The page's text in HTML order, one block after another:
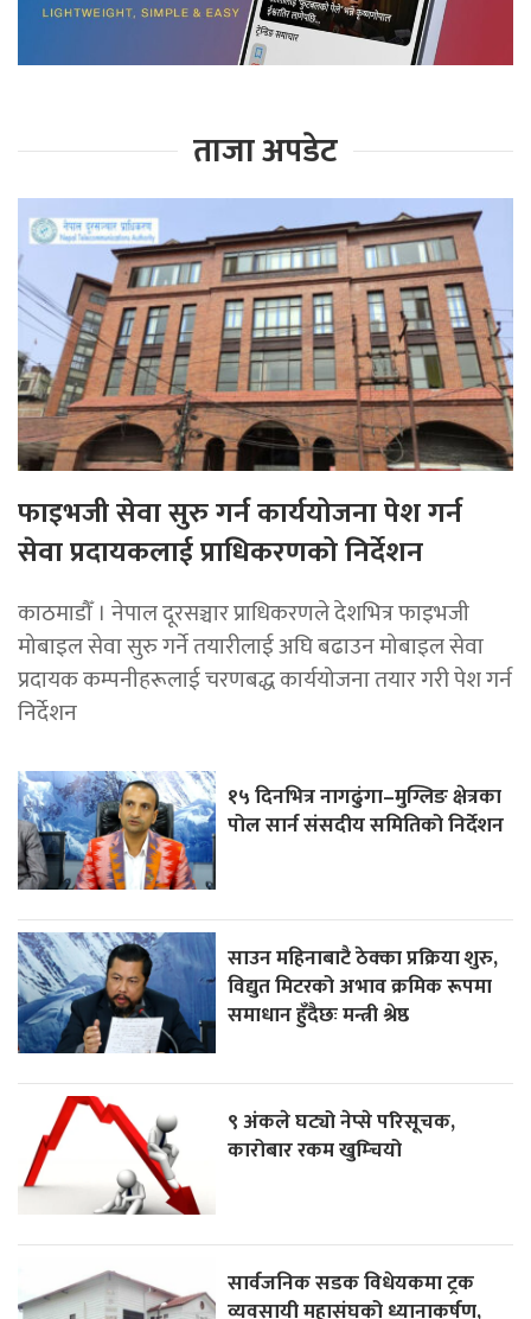
ताजा अपडेट
फाइभजी सेवा सुरु गर्न कार्ययोजना पेश गर्न
सेवा प्रदायकलाई प्राधिकरणको निर्देशन
काठमाडौँ । नेपाल दूरसञ्चार प्राधिकरणले देशभित्र फाइभजी
मोबाइल सेवा सुरु गर्ने तयारीलाई अघि बढाउन मोबाइल सेवा
प्रदायक कम्पनीहरूलाई चरणबद्ध कार्ययोजना तयार गरी पेश गर्न
निर्देशन
१५ दिनभित्र नागढुंगा–मुग्लिङ क्षेत्रका
पोल सार्न संसदीय समितिको निर्देशन
साउन महिनाबाटै ठेक्का प्रक्रिया शुरु,
विद्युत मिटरको अभाव क्रमिक रूपमा
समाधान हुँदैछः मन्त्री श्रेष्ठ
९ अंकले घट्यो नेप्से परिसूचक,
कारोबार रकम खुम्चियो
सार्वजनिक सडक विधेयकमा ट्रक
व्यवसायी महासंघको ध्यानाकर्षण,